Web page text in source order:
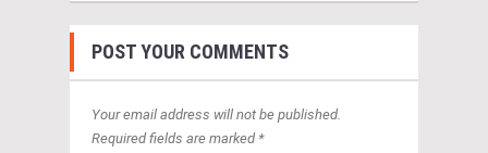
POST YOUR COMMENTS
Your email address will not be published.
Required fields are marked *